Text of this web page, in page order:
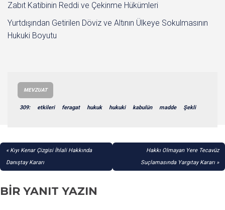
Zabıt Katibinin Reddi ve Çekinme Hükümleri
Yurtdışından Getirilen Döviz ve Altının Ülkeye Sokulmasının
Hukuki Boyutu
MEVZUAT
309: etkileri feragat hukuk hukuki kabulün madde Şekli
YAZI
GEZINMESI
Kıyı Kenar Çizgisi İhlali Hakkında
Danıştay Kararı
Hakkı Olmayan Yere Tecavüz
Suçlamasında Yargıtay Kararı
BIR YANIT YAZIN